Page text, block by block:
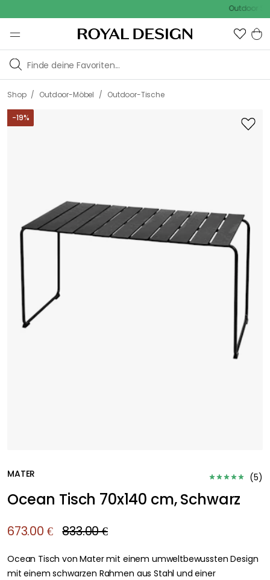
Outdoor Sale -
Shop / Outdoor-Möbel / Outdoor-Tische
-19%
MATER (5)
Ocean Tisch 70x140 cm, Schwarz
673.00 € 833.00 €
Ocean Tisch von Mater mit einem umweltbewussten Design
mit einem schwarzen Rahmen aus Stahl und einer